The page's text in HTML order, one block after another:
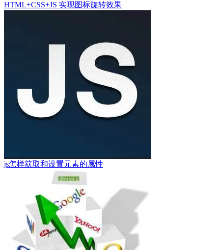
HTML+CSS+JS 实现图标旋转效果
js怎样获取和设置元素的属性